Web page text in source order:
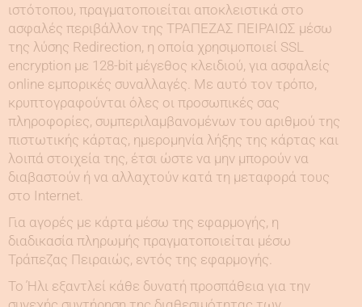
ιστότοπου, πραγματοποιείται αποκλειστικά στο
ασφαλές περιβάλλον της ΤΡΑΠΕΖΑΣ ΠΕΙΡΑΙΩΣ μέσω
της λύσης Redirection, η οποία χρησιμοποιεί SSL
encryption με 128-bit μέγεθος κλειδιού, για ασφαλείς
online εμπορικές συναλλαγές. Με αυτό τον τρόπο,
κρυπτογραφούνται όλες οι προσωπικές σας
πληροφορίες, συμπεριλαμβανομένων του αριθμού της
πιστωτικής κάρτας, ημερομηνία λήξης της κάρτας και
λοιπά στοιχεία της, έτσι ώστε να μην μπορούν να
διαβαστούν ή να αλλαχτούν κατά τη μεταφορά τους
στο Internet.
Για αγορές με κάρτα μέσω της εφαρμογής, η
διαδικασία πληρωμής πραγματοποιείται μέσω
Τράπεζας Πειραιώς, εντός της εφαρμογής.
Το Ήλι εξαντλεί κάθε δυνατή προσπάθεια για την